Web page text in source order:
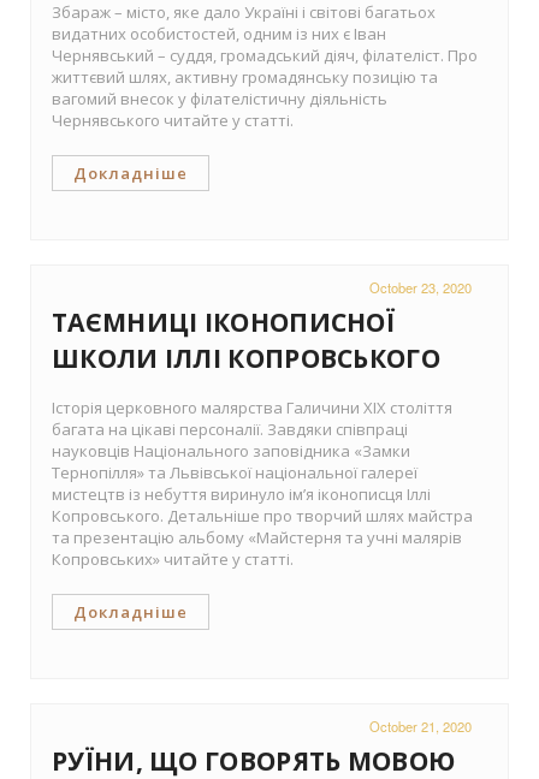
Збараж – місто, яке дало Україні і світові багатьох
видатних особистостей, одним із них є Іван
Чернявський – суддя, громадський діяч, філателіст. Про
життєвий шлях, активну громадянську позицію та
вагомий внесок у філателістичну діяльність
Чернявського читайте у статті.
Докладніше
October 23, 2020
ТАЄМНИЦІ ІКОНОПИСНОЇ
ШКОЛИ ІЛЛІ КОПРОВСЬКОГО
Історія церковного малярства Галичини ХІХ століття
багата на цікаві персоналії. Завдяки співпраці
науковців Національного заповідника «Замки
Тернопілля» та Львівської національної галереї
мистецтв із небуття виринуло ім’я іконописця Іллі
Копровського. Детальніше про творчий шлях майстра
та презентацію альбому «Майстерня та учні малярів
Копровських» читайте у статті.
Докладніше
October 21, 2020
РУЇНИ, ЩО ГОВОРЯТЬ МОВОЮ